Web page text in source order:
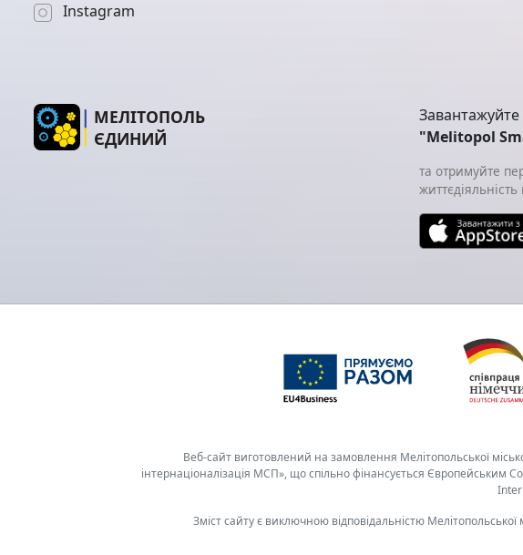
Instagram
МЕЛІТОПОЛЬ
ЄДИНИЙ
"Melitopol
та отримуйте
життєдіяльність
Веб-сайт виготовлений на замовлення Мелітопольської
інтернаціоналізація МСП», що спільно фінансується
Зміст сайту є виключною відповідальністю